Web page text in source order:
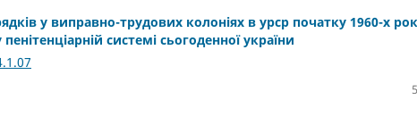
у виправно-трудових колоніях в урср початку 1960-х
системі сьогоденної україни